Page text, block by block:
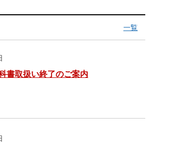
一覧
書取扱い終了のご案内